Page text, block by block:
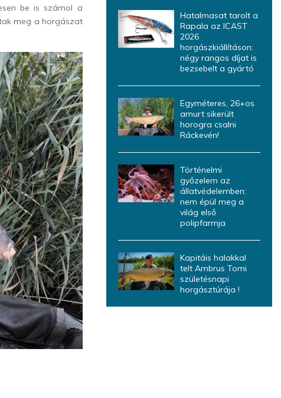
be is számol a
meg a horgászat
Hatalmasat tarolt a
Rapala az ICAST
2026
horgászkiállításon:
négy rangos díjat is
bezsebelt a gyártó
Egyméteres, 26+os
amurt sikerült
horogra csalni
Ráckevén!
Történelmi
győzelem az
állatvédelemben:
nem épül meg a
világ első
polipfarmja
Kapitáis halakkal
telt Ambrus Tomi
születésnapi
horgásztúrája !